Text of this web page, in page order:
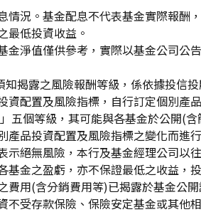
況。基金配息不代表基金實際報酬
最低投資收益。
金淨值僅供參考，實際以基金公司公
揭露之風險報酬等級，係依據投信
配置及風險指標，自行訂定個別產
」五個等級，其可能與各基金於公開
品投資配置及風險指標之變化而進
示絕無風險，本行及基金經理公司以
金之盈虧，亦不保證最低之收益，
費用(含分銷費用等)已揭露於基金公
不受存款保險、保險安定基金或其